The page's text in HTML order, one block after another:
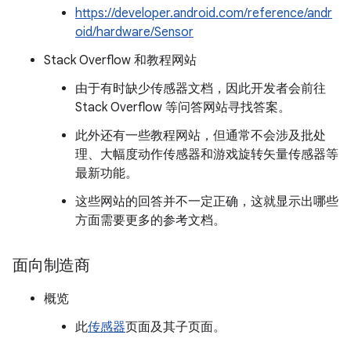
https://developer.android.com/reference/andr
oid/hardware/Sensor
Stack Overflow 和教程网站
由于有时缺少传感器文档，因此开发者会前往
Stack Overflow 等问答网站寻找答案。
此外还有一些教程网站，但通常不会涉及批处
理、大幅度动作传感器和游戏旋转矢量传感器等
最新功能。
这些网站的回答并不一定正确，这就显示出哪些
方面需要更多的参考文档。
面向制造商
概览
此传感器页面及其子页面。